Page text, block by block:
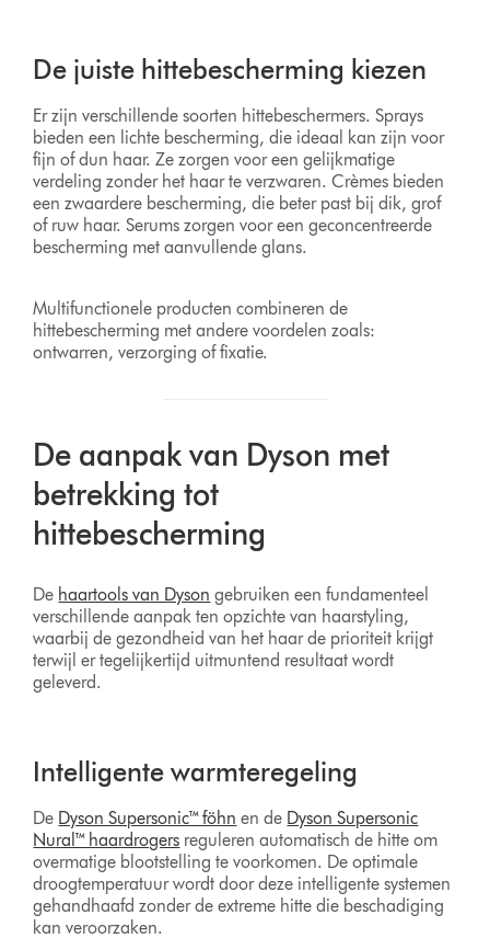
De juiste hittebescherming kiezen
Er zijn verschillende soorten hittebeschermers. Sprays
bieden een lichte bescherming, die ideaal kan zijn voor
fijn of dun haar. Ze zorgen voor een gelijkmatige
verdeling zonder het haar te verzwaren. Crèmes bieden
een zwaardere bescherming, die beter past bij dik, grof
of ruw haar. Serums zorgen voor een geconcentreerde
bescherming met aanvullende glans.
Multifunctionele producten combineren de
hittebescherming met andere voordelen zoals:
ontwarren, verzorging of fixatie.
De aanpak van Dyson met
betrekking tot
hittebescherming
De haartools van Dyson gebruiken een fundamenteel
verschillende aanpak ten opzichte van haarstyling,
waarbij de gezondheid van het haar de prioriteit krijgt
terwijl er tegelijkertijd uitmuntend resultaat wordt
geleverd.
Intelligente warmteregeling
De Dyson Supersonic™ föhn en de Dyson Supersonic
Nural™ haardrogers reguleren automatisch de hitte om
overmatige blootstelling te voorkomen. De optimale
droogtemperatuur wordt door deze intelligente systemen
gehandhaafd zonder de extreme hitte die beschadiging
kan veroorzaken.